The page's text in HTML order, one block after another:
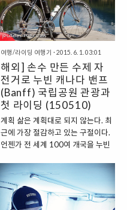
니다. 최근 시중에 판매되는 고가 자
전거들의 경우 튜브의 형태나 각도,
길이 등에 변화를 통해 라이딩 목적
에 맞는 성능을 뽑아내고 있습니다.
이에 따라 라이더의 피로도나 힘 손
실이 감소하기도 하고, 순발력이 향
상되거나 되려 기동성이 떨어지기
도 합니다. 게다가 물(흙)받이(펜더,
Fender)나 자전거용 여행 가방(패
니어, Pannier) 장착 여부 그리고 크
랭크 세트 사용 폭에 지대한 영향을
끼치기까지 합니다. 이렇듯 겉과 속
이 다른 복잡 미묘한..
여행/라이딩 여행기 · 2015. 6. 1. 03:01
해외] 손수 만든 수제 자
전거로 누빈 캐나다 밴프
(Banff) 국립공원 관광과
첫 라이딩 (150510)
계획 삶은 계획대로 되지 않는다. 최
근에 가장 절감하고 있는 구절이다.
언젠가 전 세계 100여 개국을 누빈
달은 것이 있다면 무엇인가요? 그는
“삶은 계획대로 되지 않습니다.”라
고 답했다. 나 또한 캐나다
(Canada) 워킹 홀리데이(Working